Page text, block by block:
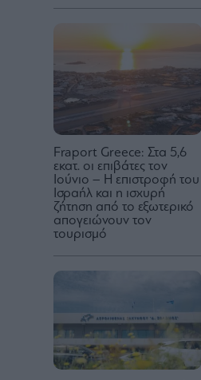
Fraport Greece: Στα 5,6
εκατ. οι επιβάτες τον
Ιούνιο – Η επιστροφή του
Ισραήλ και η ισχυρή
ζήτηση από το εξωτερικό
απογειώνουν τον
τουρισμό